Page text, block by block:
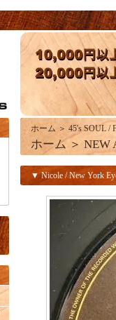
ホーム ＞ 45's SOUL /
ホーム ＞ NEW
▼ Nicole / New York